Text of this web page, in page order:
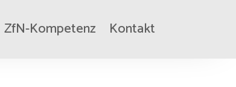
ZfN-Kompetenz Kontakt